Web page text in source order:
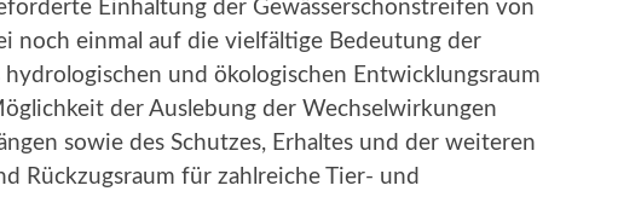
Einhaltung der Gewässerschonstreifen von
noch einmal auf die vielfältige Bedeutung der
hydrologischen und ökologischen Entwicklungsraum
der Auslebung der Wechselwirkungen
sowie des Schutzes, Erhaltes und der weiteren
Rückzugsraum für zahlreiche Tier- und